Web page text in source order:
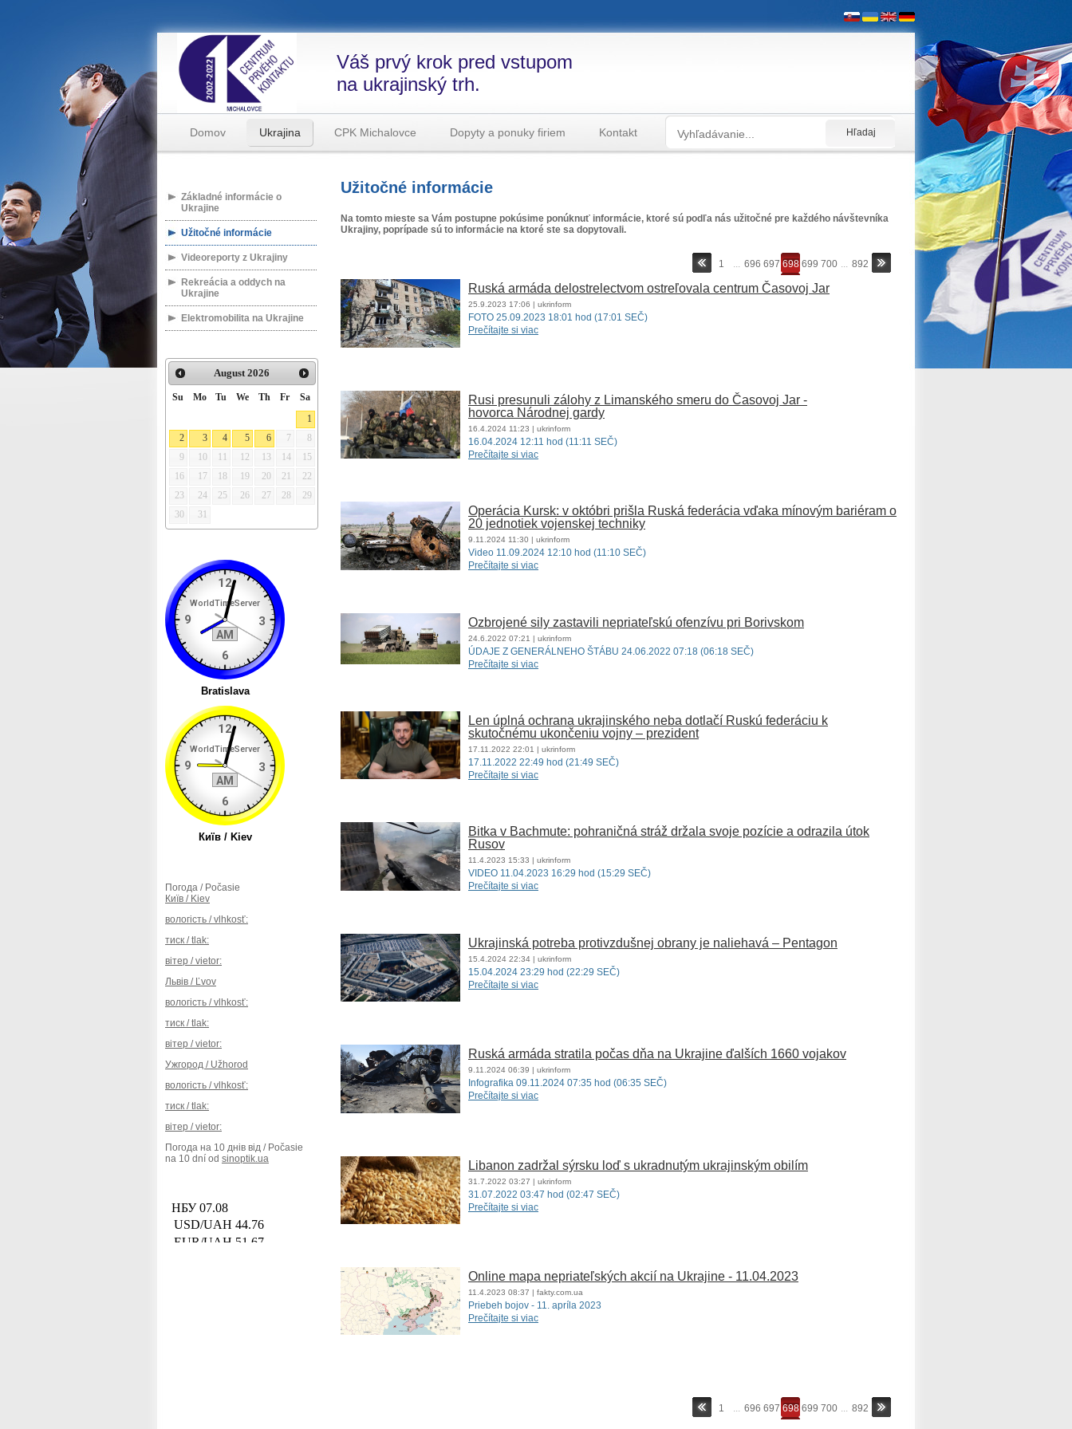
Váš prvý krok pred vstupom
na ukrajinský trh.
Domov Ukrajina CPK Michalovce Dopyty a ponuky firiem Kontakt
Základné informácie o
Ukrajine
Užitočné informácie
Videoreporty z Ukrajiny
Rekreácia a oddych na
Ukrajine
Elektromobilita na Ukrajine
August 2026
Su Mo Tu We Th Fr
Sa
1
2
3 4 5 6 7
8
9
10 11 12 13 14
15
16
17 18 19 20 21
22
23
24 25 26 27 28
29
30
31
Погода / Počasie
Київ / Kiev
вологість / vlhkosť:
тиск / tlak:
вітер / vietor:
Львів / Ľvov
вологість / vlhkosť:
тиск / tlak:
вітер / vietor:
Ужгород / Užhorod
вологість / vlhkosť:
тиск / tlak:
вітер / vietor:
Погода на 10 днів від / Počasie
na 10 dní od sinoptik.ua
Užitočné informácie
Na tomto mieste sa Vám postupne pokúsime ponúknuť informácie, ktoré sú podľa nás užitočné pre každého návštevníka
Ukrajiny, poprípade sú to informácie na ktoré ste sa dopytovali.
1 ... 696 697 698 699 700 ... 892
Ruská armáda delostrelectvom ostreľovala centrum Časovoj Jar
25.9.2023 17:06 | ukrinform
FOTO 25.09.2023 18:01 hod (17:01 SEČ)
Prečítajte si viac
Rusi presunuli zálohy z Limanského smeru do Časovoj Jar -
hovorca Národnej gardy
16.4.2024 11:23 | ukrinform
16.04.2024 12:11 hod (11:11 SEČ)
Prečítajte si viac
Operácia Kursk: v októbri prišla Ruská federácia vďaka mínovým bariéram o
20 jednotiek vojenskej techniky
9.11.2024 11:30 | ukrinform
Video 11.09.2024 12:10 hod (11:10 SEČ)
Prečítajte si viac
Ozbrojené sily zastavili nepriateľskú ofenzívu pri Borivskom
24.6.2022 07:21 | ukrinform
ÚDAJE Z GENERÁLNEHO ŠTÁBU 24.06.2022 07:18 (06:18 SEČ)
Prečítajte si viac
Len úplná ochrana ukrajinského neba dotlačí Ruskú federáciu k
skutočnému ukončeniu vojny – prezident
17.11.2022 22:01 | ukrinform
17.11.2022 22:49 hod (21:49 SEČ)
Prečítajte si viac
Bitka v Bachmute: pohraničná stráž držala svoje pozície a odrazila útok
Rusov
11.4.2023 15:33 | ukrinform
VIDEO 11.04.2023 16:29 hod (15:29 SEČ)
Prečítajte si viac
Ukrajinská potreba protivzdušnej obrany je naliehavá – Pentagon
15.4.2024 22:34 | ukrinform
15.04.2024 23:29 hod (22:29 SEČ)
Prečítajte si viac
Ruská armáda stratila počas dňa na Ukrajine ďalších 1660 vojakov
9.11.2024 06:39 | ukrinform
Infografika 09.11.2024 07:35 hod (06:35 SEČ)
Prečítajte si viac
Libanon zadržal sýrsku loď s ukradnutým ukrajinským obilím
31.7.2022 03:27 | ukrinform
31.07.2022 03:47 hod (02:47 SEČ)
Prečítajte si viac
Online mapa nepriateľských akcií na Ukrajine - 11.04.2023
11.4.2023 08:37 | fakty.com.ua
Priebeh bojov - 11. apríla 2023
Prečítajte si viac
1 696 697 698 699 700 892